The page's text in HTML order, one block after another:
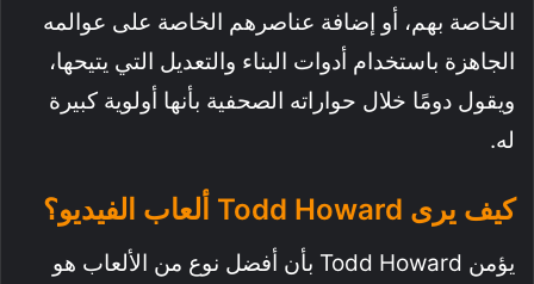
الخاصة بهم، أو إضافة عناصرهم الخاصة على عوالمه
الجاهزة باستخدام أدوات البناء والتعديل التي يتيحها،
ويقول دومًا خلال حواراته الصحفية بأنها أولوية كبيرة
له.
كيف يرى Todd Howard ألعاب الفيديو؟
يؤمن Todd Howard بأن أفضل نوع من الألعاب هو